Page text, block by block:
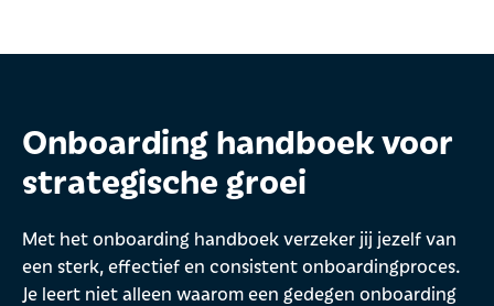
Onboarding handboek voor
strategische groei
Met het onboarding handboek verzeker jij jezelf van
een sterk, effectief en consistent onboardingproces.
Je leert niet alleen waarom een gedegen onboarding